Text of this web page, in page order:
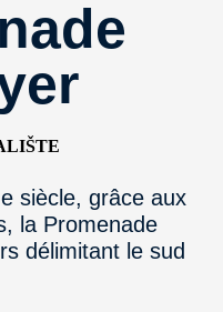
siècle, grâce aux
la Promenade
délimitant le sud